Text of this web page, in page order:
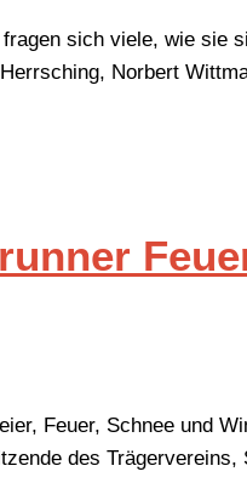
sich viele, wie sie
Norbert
Feuer, Schnee und
des Trägervereins,